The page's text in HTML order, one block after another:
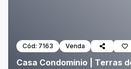
Cód: 7163 Venda
Casa Condomínio | Terras